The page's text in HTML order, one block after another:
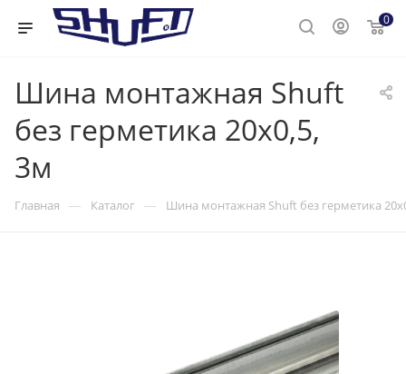
0
Шина монтажная Shuft
без герметика 20х0,5,
3м
Главная — Каталог — Шина монтажная Shuft без герметика